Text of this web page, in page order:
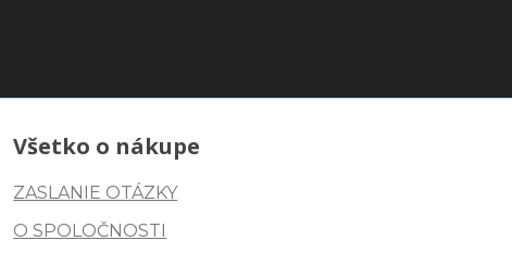
Všetko o nákupe
ZASLANIE OTÁZKY
O SPOLOČNOSTI